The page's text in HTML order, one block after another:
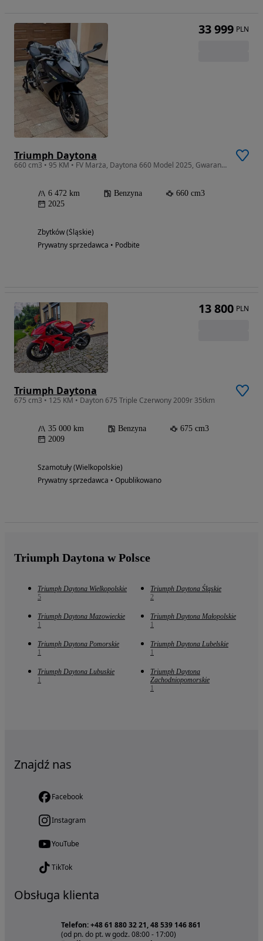
Triumph Daytona
660 cm3 • 95 KM • FV Marża, Daytona 660 Model 2025, Gwarancja ASO do 2028, Quickshifter
6 472 km Benzyna
660 cm3
2025
Zbytków (Śląskie)
Prywatny sprzedawca • Podbite
33 999 PLN
Triumph Daytona
675 cm3 • 125 KM • Dayton 675 Triple Czerwony 2009r 35tkm
35 000 km Benzyna
675 cm3
2009
Szamotuły (Wielkopolskie)
Prywatny sprzedawca • Opublikowano
13 800 PLN
Triumph Daytona w Polsce
Triumph Daytona Wielkopolskie
5
Triumph Daytona Śląskie
2
Triumph Daytona Mazowieckie
1
Triumph Daytona Małopolskie
1
Triumph Daytona Pomorskie
1
Triumph Daytona Lubelskie
1
Triumph Daytona Lubuskie
1
Triumph Daytona
Zachodniopomorskie
1
Znajdź nas
Facebook
Instagram
YouTube
TikTok
Obsługa klienta
Telefon: +48 61 880 32 21, 48 539 146 861
(od pn. do pt. w godz. 08:00 - 17:00)